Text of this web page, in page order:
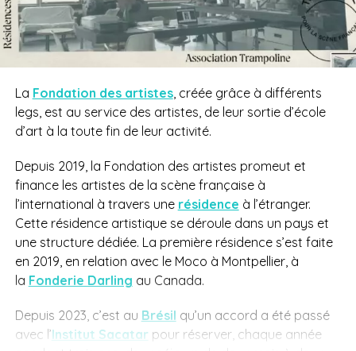
La Fondation des artistes, créée grâce à différents
legs, est au service des artistes, de leur sortie d’école
d’art à la toute fin de leur activité.
Depuis 2019, la Fondation des artistes promeut et
finance les artistes de la scène française à
l’international à travers une résidence à l’étranger.
Cette résidence artistique se déroule dans un pays et
une structure dédiée. La première résidence s’est faite
en 2019, en relation avec le Moco à Montpellier, à
la Fonderie Darling au Canada.
Depuis 2023, c’est au Brésil qu’un accord a été passé
avec l’Institut Sacatar pour réserver, chaque année